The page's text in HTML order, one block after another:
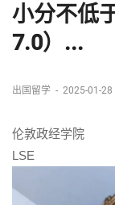
小分不低
7.0）...
出国留学 - 2025-01-28
伦敦政经学院
LSE